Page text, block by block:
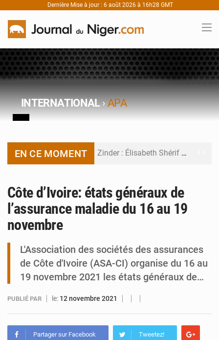
Dernière Mise à jour : 6 août 2026 à 16h28 GMT
INTERNATIONAL›APA
EN CE MOMENT Zinder : Élisabeth Shérif visite l’école Birni Garçon
Niger : Bilan à mi-parcours du Programme de Refondation
Côte d’Ivoire: états généraux de
l’assurance maladie du 16 au 19
novembre
L'Association des sociétés des assurances
de Côte d'Ivoire (ASA-CI) organise du 16 au
19 novembre 2021 les états généraux de…
PUBLIÉ PAR le: 12 novembre 2021
Partager sur Facebook Tweetez!